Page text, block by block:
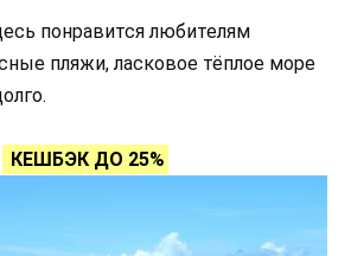
понравится любителям
пляжи, ласковое тёплое море
КЕШБЭК ДО 25%